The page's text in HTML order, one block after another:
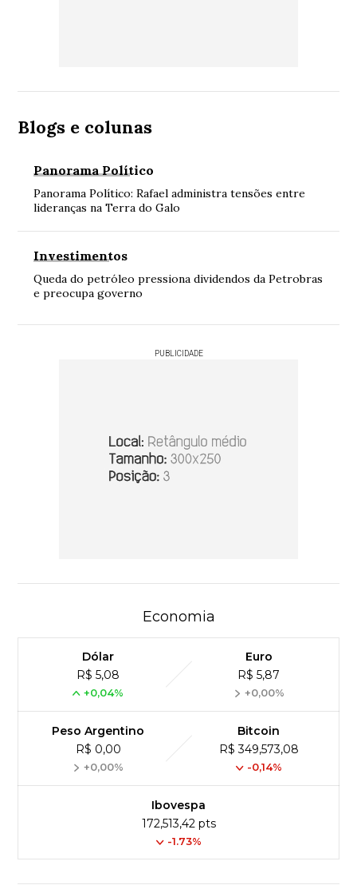
Blogs e colunas
Panorama Político
Panorama Político: Rafael administra tensões entre
lideranças na Terra do Galo
Investimentos
Queda do petróleo pressiona dividendos da Petrobras
e preocupa governo
PUBLICIDADE
Economia
Dólar
R$ 5,08
+0,04%
Euro
R$ 5,87
+0,00%
Peso Argentino
R$ 0,00
+0,00%
Bitcoin
R$ 349,573,08
-0,14%
Ibovespa
172,513,42 pts
-1.73%